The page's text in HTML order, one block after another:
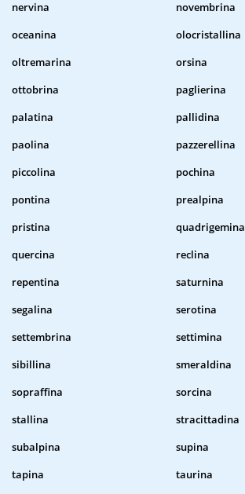
nervina
novembrina
oceanina
olocristallina
oltremarina
orsina
ottobrina
paglierina
palatina
pallidina
paolina
pazzerellina
piccolina
pochina
pontina
prealpina
pristina
quadrigemina
quercina
reclina
repentina
saturnina
segalina
serotina
settembrina
settimina
sibillina
smeraldina
sopraffina
sorcina
stallina
stracittadina
subalpina
supina
tapina
taurina